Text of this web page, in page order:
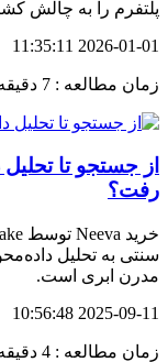
پلتفرم را به چالش
2026-01-01 11:35:11
زمان مطالعه : 7 دقیقه
رفت؟
سنتی به تحلیل
مدرن ابری است.
2025-09-11 10:56:48
زمان مطالعه : 4 دقیقه